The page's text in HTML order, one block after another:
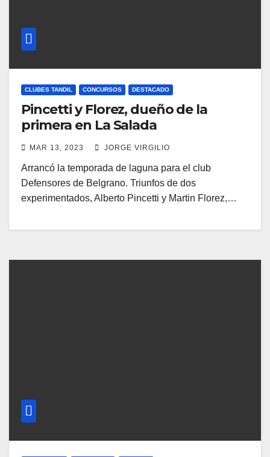
CLUBES TANDIL CONCURSOS DESTACADO
Pincetti y Florez, dueño de la
primera en La Salada
MAR 13, 2023 JORGE VIRGILIO
Arrancó la temporada de laguna para el club
Defensores de Belgrano. Triunfos de dos
experimentados, Alberto Pincetti y Martin Florez,…